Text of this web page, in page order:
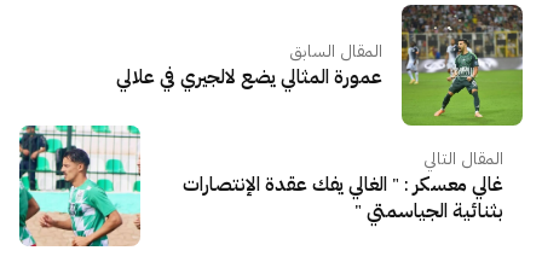
المقال السابق
عمورة المثالي يضع لالجيري في علالي
المقال التالي
غالي معسكر : " الغالي يفك عقدة الإنتصارات
بثنائية الجياسمتي "